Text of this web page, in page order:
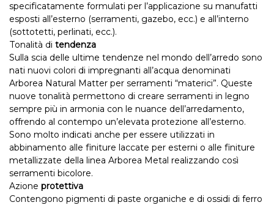
specificatamente formulati per l’applicazione su manufatti
esposti all’esterno (serramenti, gazebo, ecc.) e all’interno
(sottotetti, perlinati, ecc.).
Tonalità di tendenza
Sulla scia delle ultime tendenze nel mondo dell’arredo sono
nati nuovi colori di impregnanti all’acqua denominati
Arborea Natural Matter per serramenti “materici”. Queste
nuove tonalità permettono di creare serramenti in legno
sempre più in armonia con le nuance dell’arredamento,
offrendo al contempo un’elevata protezione all’esterno.
Sono molto indicati anche per essere utilizzati in
abbinamento alle finiture laccate per esterni o alle finiture
metallizzate della linea Arborea Metal realizzando così
serramenti bicolore.
Azione protettiva
Contengono pigmenti di paste organiche e di ossidi di ferro